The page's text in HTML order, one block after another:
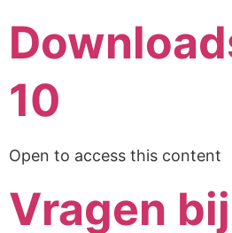
10
Open to access this content
Vragen